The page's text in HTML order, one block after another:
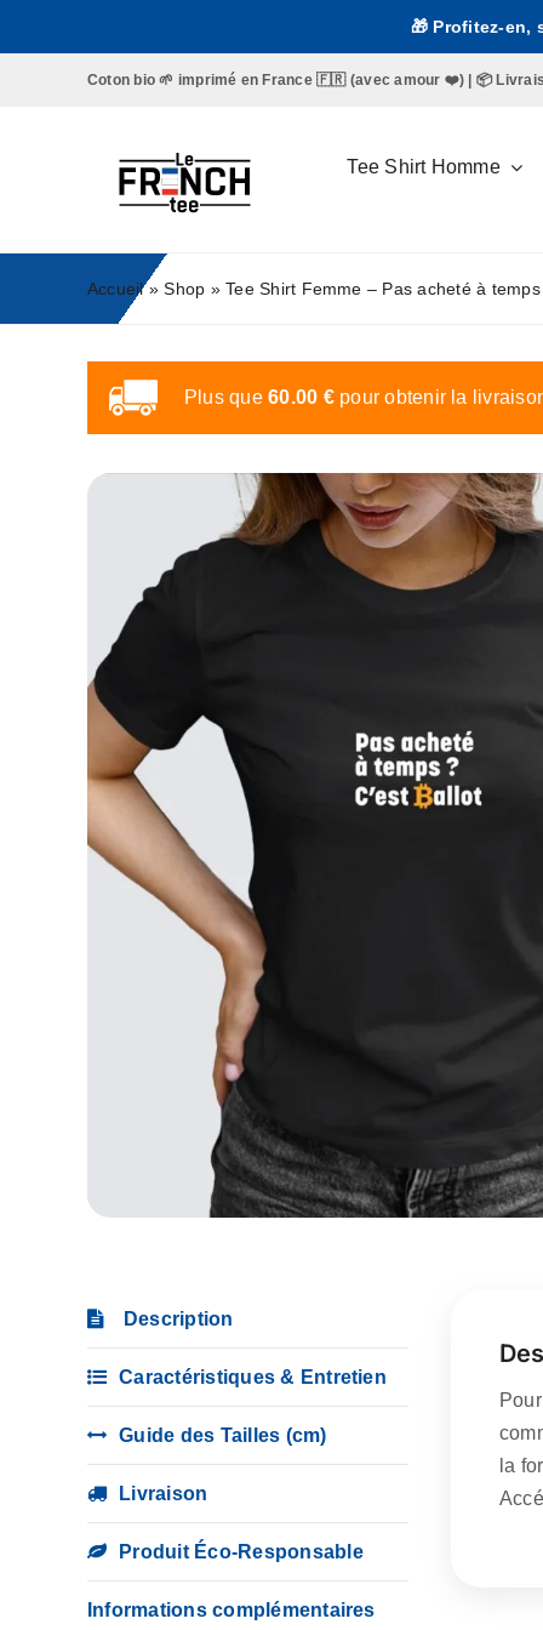
🎁 Profitez-en,
Coton bio 🌱 imprimé en France 🇫🇷 (avec amour ❤️) | 📦
Tee Shirt Homme
Accueil»Shop »Tee Shirt Femme – Pas acheté à temps
Plus que60.00 €pour obtenir la
Description
Caractéristiques & Entretien
Guide des Tailles (cm)
Livraison
Produit Éco-Responsable
Informations complémentaires
la